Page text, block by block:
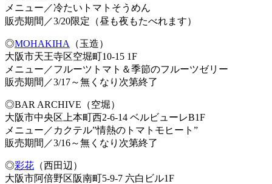
メニュー／冷たいトマトそうめん
販売期間／3/20限定（昼も夜もたべれます）
◎MOHAKIHA
（玉造）
大阪市天王寺区空堀町10-15 1F
メニュー／フルーツトマト＆季節のフルーツゼリー
販売期間／3/17～無くなり次第終了
◎BAR ARCHIVE（空堀）
大阪市中央区上本町西2-6-14 ベルビューレB1F
メニュー／カクテル”情熱のトマトモヒート”
販売期間／3/16～無くなり次第終了
◎彩花 （西田辺）
大阪市阿倍野区阪南町5-9-7 六白ビル1F